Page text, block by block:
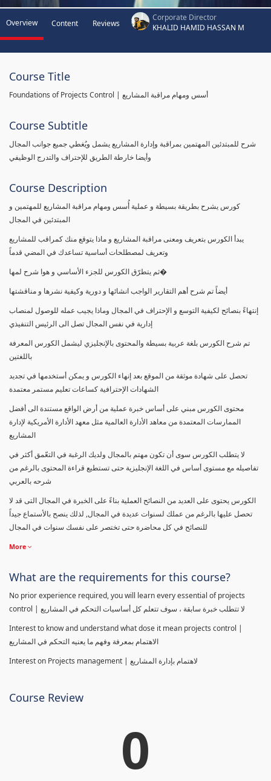
Overview Content Reviews
Corporate Director
KHALID HAMID HASSAN M
Course Title
Foundations of Projects Control | أسس ومهام مراقبة المشاريع
Course Subtitle
شرح للمبتدئين المهتمين بمراقبة وإدارة المشاريع يشمل ويُغطي جميع جوانب المجال
وأيضا خارطة الطريق للإحتراف والتدرج الوظيفي
Course Description
كورس يشرح بطريقة بسيطة و عملية أُسس ومهام مراقبة المشاريع للمهتمين و
المبتدئين في المجال
يبدأ الكورس بتعريف ومعنى مراقبة المشاريع و ماذا يتوقع منك كمراقب للمشاريع
وتعريف لمصطلحات أساسية تساعدك في المضي قدماً
ثم يتطرّق الكورس للجزء الأساسي و هوا شرح لمها�
أيضاً تم شرح أهم التقارير الواجب انشائها و دورية وكيفية نشرها و مناقشتها
إنتهاءً بنصائح لكيفية التوسع و الإحتراف في المجال وماذا يجيب عمله للوصول لمنصاب
إدارية في نفس المجال تصل الى الرئيس التنفيذي
تم شرح الكورس بلغة عربية بسيطة والمحتوى بالإنجليزي ليشمل الكورس المعرفة
باللغتين
تحصل على شهادة موثقة من الموقع بعد إنهاء الكورس و يمكن أستخدمها في تجديد
الشهادات الإحترافية كساعات تعليم مستمر معتمدة
محتوى الكورس مبني على أساس خبرة عملية من أرض الواقع مستندة الى أفضل
الممارسات المعتمدة من معاهد الأدارة العالمية مثل معهد الأدارة الأمريكية لإدارة
المشاريع
لا يتطلب الكورس سوى أن تكون مهتم بالمجال ولديك الرغبة في التعّمق أكثر في
تفاصيله مع مستوى أساس في اللغة الإنجليزية حتى تستطيع قراءة المحتوى بالرغم من
شرحه بالعربي
الكورس يحتوى على العديد من النصائح العملية بناءً على الخبرة في المجال التى قد لا
تحصل عليها بالرغم من عملك لسنوات عديدة في المجال, لذلك ينصح بالأستماع جيداً
للنصائح في كل محاضرة حتى تختصر على نفسك سنوات في المجال
More
What are the requirements for this course?
No prior experience required, you will learn every essential of projects
control | لا تتطلب خبرة سابقة ، سوف تتعلم كل أساسيات التحكم في المشاريع
Interest to know and understand what dose it mean projects control |
الاهتمام بمعرفة وفهم ما يعنيه التحكم في المشاريع
Interest on Projects management | لاهتمام بإدارة المشاريع
Course Review
0